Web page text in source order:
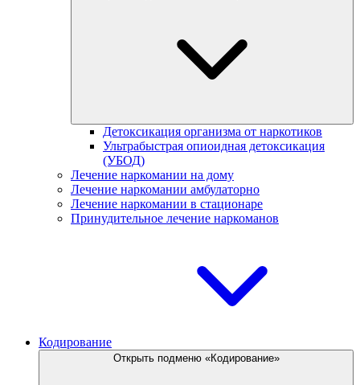
Детоксикация организма от наркотиков
Ультрабыстрая опиоидная детоксикация
(УБОД)
Лечение наркомании на дому
Лечение наркомании амбулаторно
Лечение наркомании в стационаре
Принудительное лечение наркоманов
Кодирование
Открыть подменю «Кодирование»